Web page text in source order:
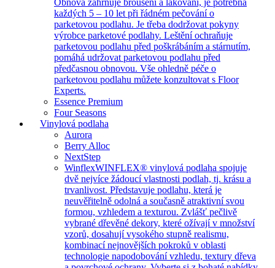
Obnova zahrnuje broušení a lakování, je potřebná
každých 5 – 10 let při řádném pečování o
parketovou podlahu. Je třeba dodržovat pokyny
výrobce parketové podlahy. Leštění ochraňuje
parketovou podlahu před poškrábáním a stárnutím,
pomáhá udržovat parketovou podlahu před
předčasnou obnovou. Vše ohledně péče o
parketovou podlahu můžete konzultovat s Floor
Experts.
Essence Premium
Four Seasons
Vinylová podlaha
Aurora
Berry Alloc
NextStep
WinflexWINFLEX® vinylová podlaha spojuje
dvě nejvíce žádoucí vlastnosti podlah, tj. krásu a
trvanlivost. Představuje podlahu, která je
neuvěřitelně odolná a současně atraktivní svou
formou, vzhledem a texturou. Zvlášť pečlivě
vybrané dřevěné dekory, které ožívají v množství
vzorů, dosahují vysokého stupně realismu,
kombinací nejnovějších pokroků v oblasti
technologie napodobování vzhledu, textury dřeva